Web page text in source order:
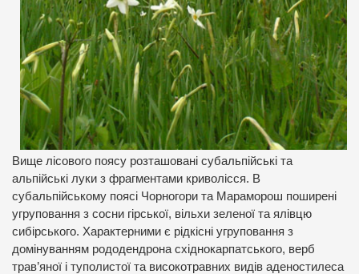
Вище лісового поясу розташовані субальпійські та
альпійські луки з фрагментами криволісся. В
субальпійському поясі Чорногори та Мараморош поширені
угруповання з сосни гірської, вільхи зеленої та ялівцю
сибірського. Характерними є рідкісні угруповання з
домінуванням рододендрона східнокарпатського, верб
трав’яної і туполистої та високотравних видів аденостилеса